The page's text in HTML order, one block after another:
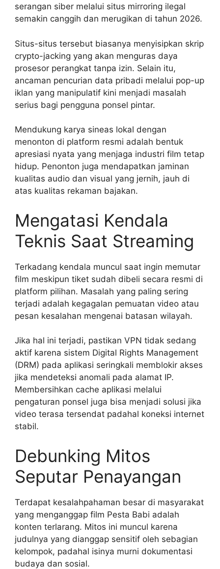
serangan siber melalui situs mirroring ilegal
semakin canggih dan merugikan di tahun 2026.
Situs-situs tersebut biasanya menyisipkan skrip
crypto-jacking yang akan menguras daya
prosesor perangkat tanpa izin. Selain itu,
ancaman pencurian data pribadi melalui pop-up
iklan yang manipulatif kini menjadi masalah
serius bagi pengguna ponsel pintar.
Mendukung karya sineas lokal dengan
menonton di platform resmi adalah bentuk
apresiasi nyata yang menjaga industri film tetap
hidup. Penonton juga mendapatkan jaminan
kualitas audio dan visual yang jernih, jauh di
atas kualitas rekaman bajakan.
Mengatasi Kendala
Teknis Saat Streaming
Terkadang kendala muncul saat ingin memutar
film meskipun tiket sudah dibeli secara resmi di
platform pilihan. Masalah yang paling sering
terjadi adalah kegagalan pemuatan video atau
pesan kesalahan mengenai batasan wilayah.
Jika hal ini terjadi, pastikan VPN tidak sedang
aktif karena sistem Digital Rights Management
(DRM) pada aplikasi seringkali memblokir akses
jika mendeteksi anomali pada alamat IP.
Membersihkan cache aplikasi melalui
pengaturan ponsel juga bisa menjadi solusi jika
video terasa tersendat padahal koneksi internet
stabil.
Debunking Mitos
Seputar Penayangan
Terdapat kesalahpahaman besar di masyarakat
yang menganggap film Pesta Babi adalah
konten terlarang. Mitos ini muncul karena
judulnya yang dianggap sensitif oleh sebagian
kelompok, padahal isinya murni dokumentasi
budaya dan sosial.